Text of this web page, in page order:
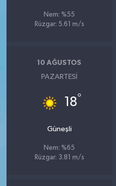
Nem: %55
Rüzgar: 5.61 m/s
10 AĞUSTOS
PAZARTESI
18°
Güneşli
Nem: %65
Rüzgar: 3.81 m/s